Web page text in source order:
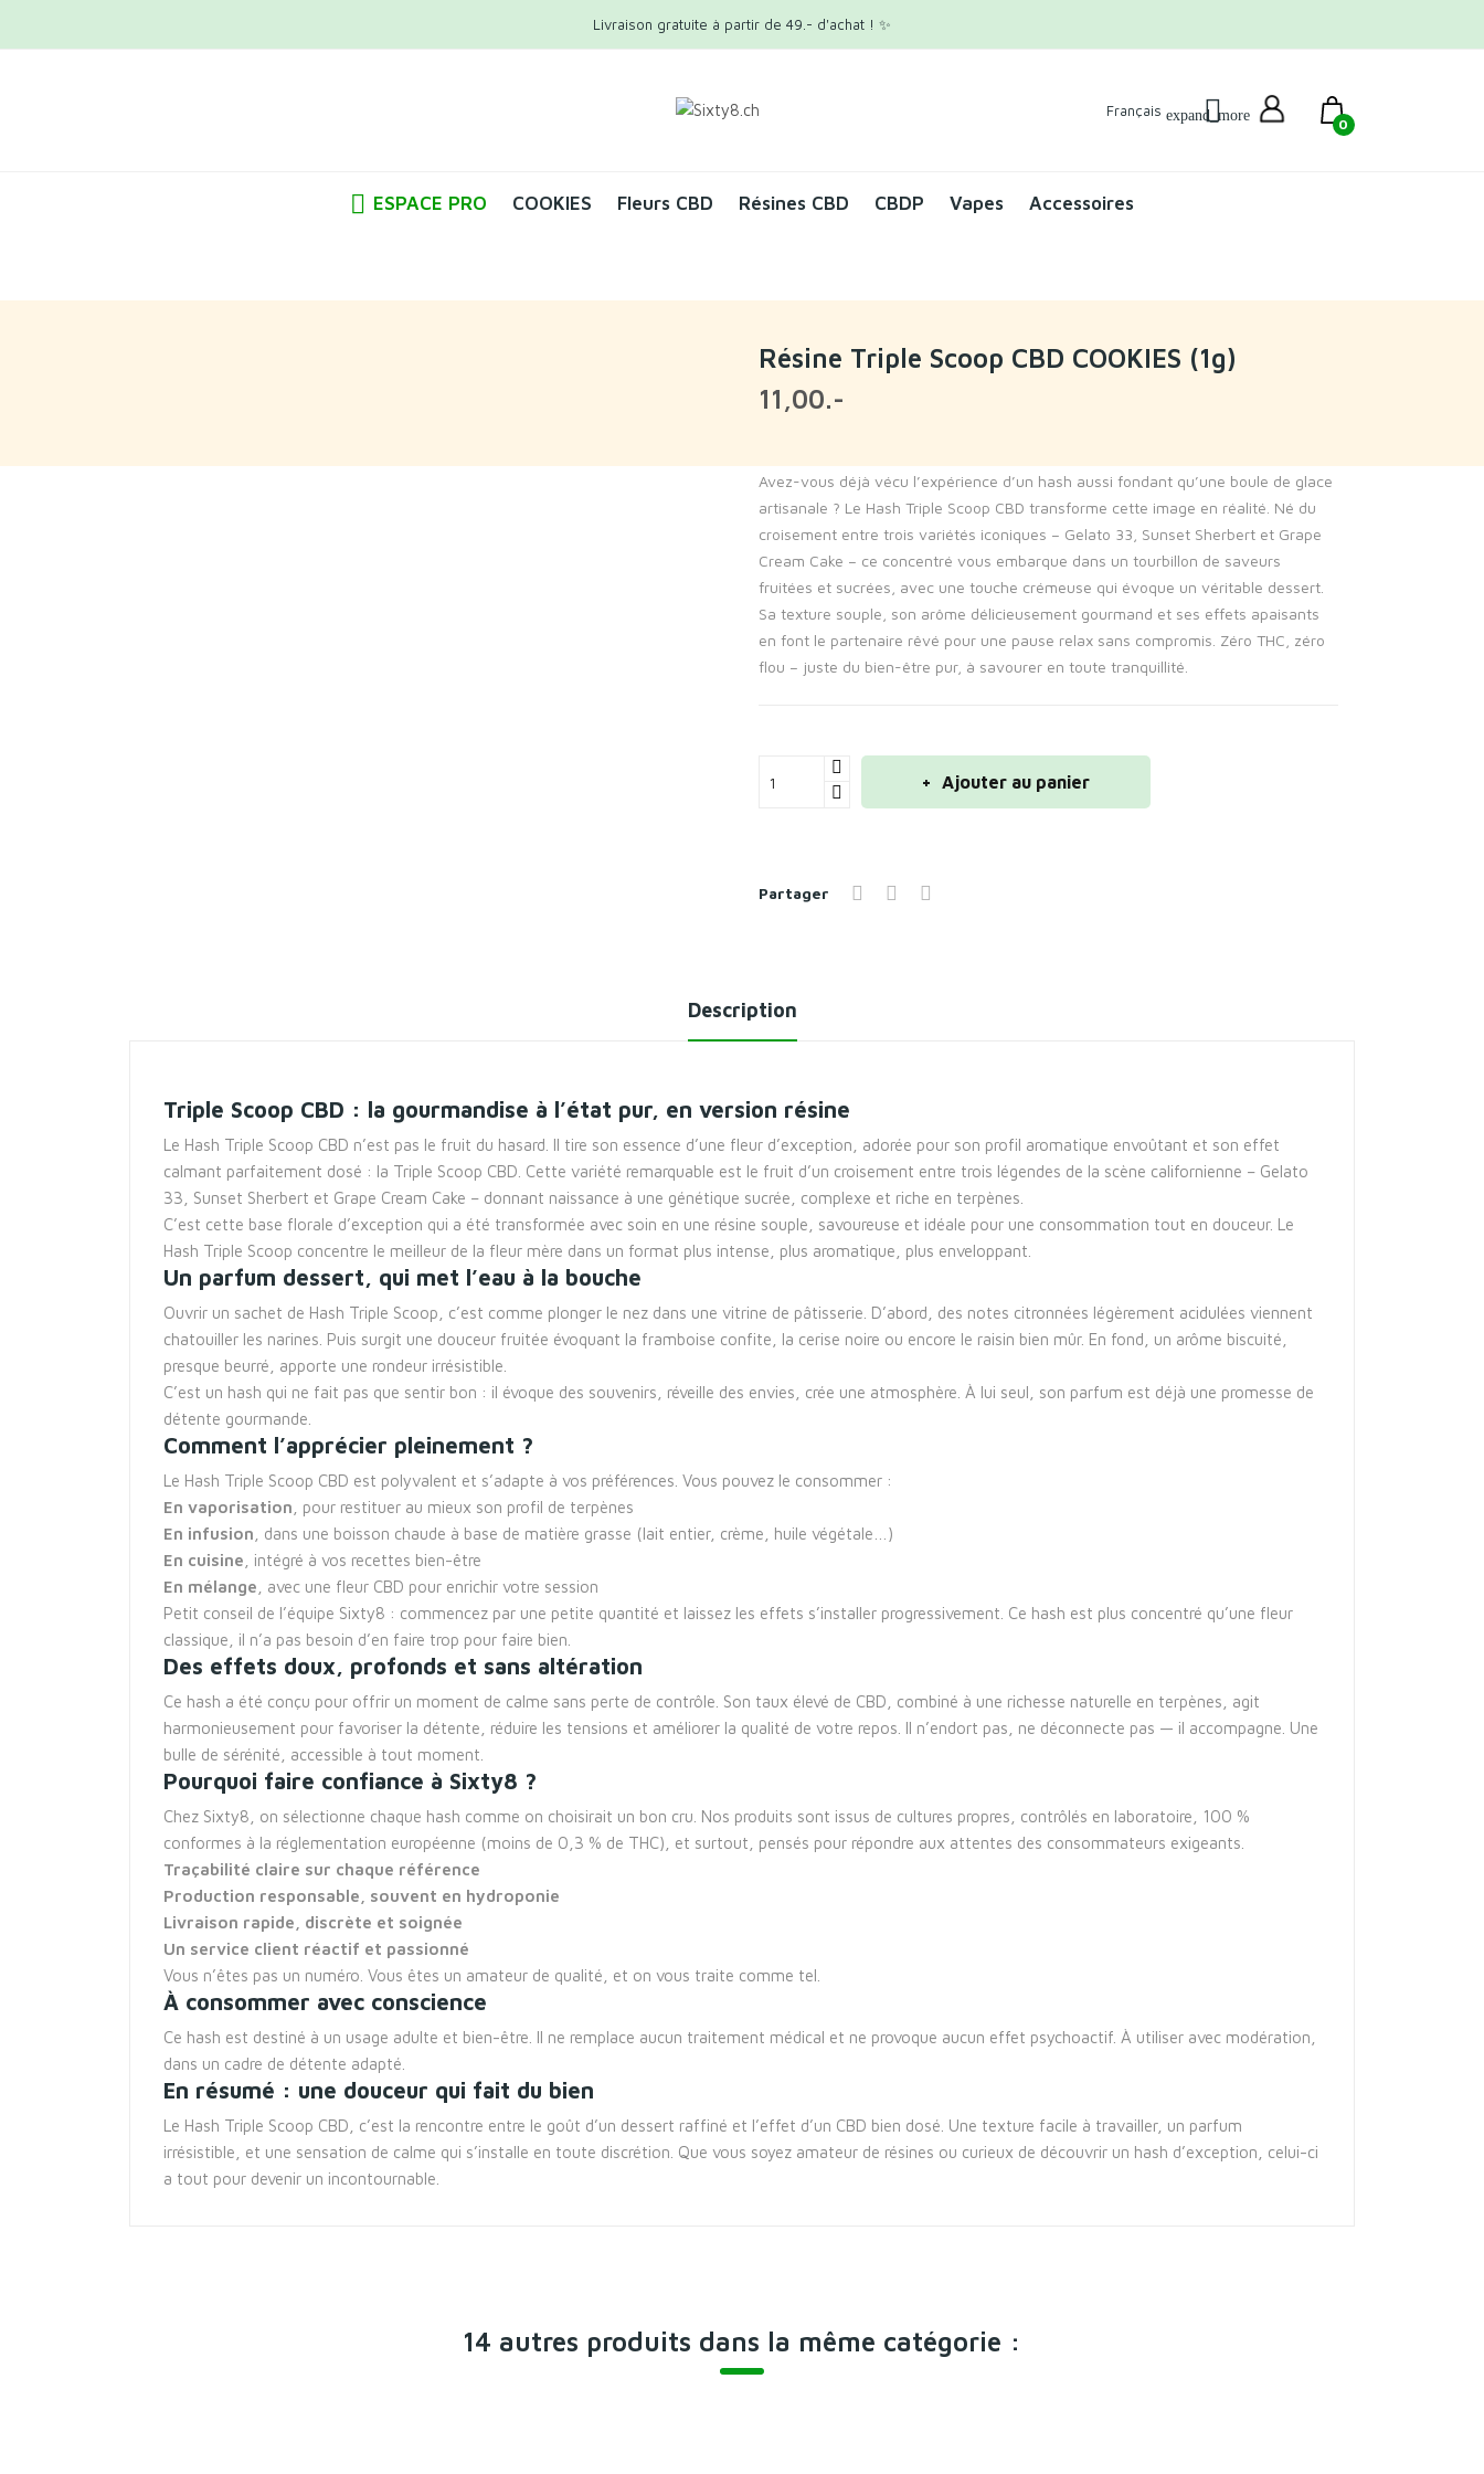
Livraison gratuite à partir de 49.- d'achat ! ✨
0
Français expand_more
ESPACE PRO COOKIES Fleurs CBD Résines CBD CBDP Vapes Accessoires
Résine Triple Scoop CBD COOKIES (1g)
11,00.-
Avez-vous déjà vécu l’expérience d’un hash aussi fondant qu’une boule de glace
artisanale ? Le Hash Triple Scoop CBD transforme cette image en réalité. Né du
croisement entre trois variétés iconiques – Gelato 33, Sunset Sherbert et Grape
Cream Cake – ce concentré vous embarque dans un tourbillon de saveurs
fruitées et sucrées, avec une touche crémeuse qui évoque un véritable dessert.
Sa texture souple, son arôme délicieusement gourmand et ses effets apaisants
en font le partenaire rêvé pour une pause relax sans compromis. Zéro THC, zéro
flou – juste du bien-être pur, à savourer en toute tranquillité.
Ajouter au panier
Partager
Description
Triple Scoop CBD : la gourmandise à l’état pur, en version résine
Le Hash Triple Scoop CBD n’est pas le fruit du hasard. Il tire son essence d’une fleur d’exception, adorée pour son profil aromatique envoûtant et son effet
calmant parfaitement dosé : la Triple Scoop CBD. Cette variété remarquable est le fruit d’un croisement entre trois légendes de la scène californienne – Gelato
33, Sunset Sherbert et Grape Cream Cake – donnant naissance à une génétique sucrée, complexe et riche en terpènes.
C’est cette base florale d’exception qui a été transformée avec soin en une résine souple, savoureuse et idéale pour une consommation tout en douceur. Le
Hash Triple Scoop concentre le meilleur de la fleur mère dans un format plus intense, plus aromatique, plus enveloppant.
Un parfum dessert, qui met l’eau à la bouche
Ouvrir un sachet de Hash Triple Scoop, c’est comme plonger le nez dans une vitrine de pâtisserie. D’abord, des notes citronnées légèrement acidulées viennent
chatouiller les narines. Puis surgit une douceur fruitée évoquant la framboise confite, la cerise noire ou encore le raisin bien mûr. En fond, un arôme biscuité,
presque beurré, apporte une rondeur irrésistible.
C’est un hash qui ne fait pas que sentir bon : il évoque des souvenirs, réveille des envies, crée une atmosphère. À lui seul, son parfum est déjà une promesse de
détente gourmande.
Comment l’apprécier pleinement ?
Le Hash Triple Scoop CBD est polyvalent et s’adapte à vos préférences. Vous pouvez le consommer :
En vaporisation , pour restituer au mieux son profil de terpènes
En infusion , dans une boisson chaude à base de matière grasse (lait entier, crème, huile végétale…)
En cuisine , intégré à vos recettes bien-être
En mélange , avec une fleur CBD pour enrichir votre session
Petit conseil de l’équipe Sixty8 : commencez par une petite quantité et laissez les effets s’installer progressivement. Ce hash est plus concentré qu’une fleur
classique, il n’a pas besoin d’en faire trop pour faire bien.
Des effets doux, profonds et sans altération
Ce hash a été conçu pour offrir un moment de calme sans perte de contrôle. Son taux élevé de CBD, combiné à une richesse naturelle en terpènes, agit
harmonieusement pour favoriser la détente, réduire les tensions et améliorer la qualité de votre repos. Il n’endort pas, ne déconnecte pas — il accompagne. Une
bulle de sérénité, accessible à tout moment.
Pourquoi faire confiance à Sixty8 ?
Chez Sixty8, on sélectionne chaque hash comme on choisirait un bon cru. Nos produits sont issus de cultures propres, contrôlés en laboratoire, 100 %
conformes à la réglementation européenne (moins de 0,3 % de THC), et surtout, pensés pour répondre aux attentes des consommateurs exigeants.
Traçabilité claire sur chaque référence
Production responsable, souvent en hydroponie
Livraison rapide, discrète et soignée
Un service client réactif et passionné
Vous n’êtes pas un numéro. Vous êtes un amateur de qualité, et on vous traite comme tel.
À consommer avec conscience
Ce hash est destiné à un usage adulte et bien-être. Il ne remplace aucun traitement médical et ne provoque aucun effet psychoactif. À utiliser avec modération,
dans un cadre de détente adapté.
En résumé : une douceur qui fait du bien
Le Hash Triple Scoop CBD, c’est la rencontre entre le goût d’un dessert raffiné et l’effet d’un CBD bien dosé. Une texture facile à travailler, un parfum
irrésistible, et une sensation de calme qui s’installe en toute discrétion. Que vous soyez amateur de résines ou curieux de découvrir un hash d’exception, celui-ci
a tout pour devenir un incontournable.
14 autres produits dans la même catégorie :